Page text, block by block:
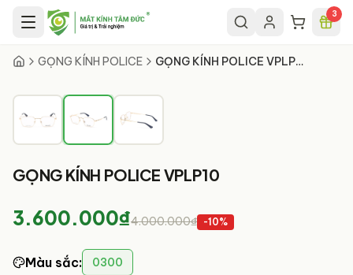
Chuyển đến nội dung chính 3
GỌNG KÍNH POLICE GỌNG KÍNH POLICE VPLP10
GỌNG KÍNH POLICE VPLP10
3.600.000₫4.000.000₫ -10%
Màu sắc: 0300